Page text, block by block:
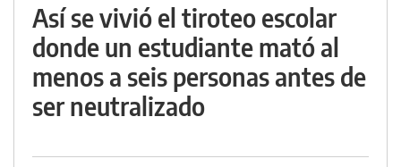
Así se vivió el tiroteo escolar
donde un estudiante mató al
menos a seis personas antes de
ser neutralizado